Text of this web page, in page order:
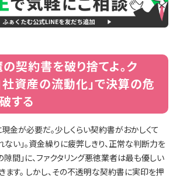
の契約書を破り捨てよ。ク
社資産の流動化」で決算の危
する
現金が必要だ。少しくらい契約書がおかしくて
ない」。資金繰りに疲弊しきり、正常な判断力を
間」に、ファクタリング悪徳業者は最も優しい
ます。 しかし、その不透明な契約書に実印を押